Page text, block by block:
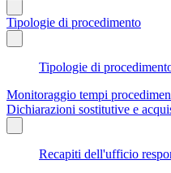
Tipologie di procedimento
Tipologie di
Monitoraggio tempi
Dichiarazioni sostitutive e
Recapiti dell'ufficio